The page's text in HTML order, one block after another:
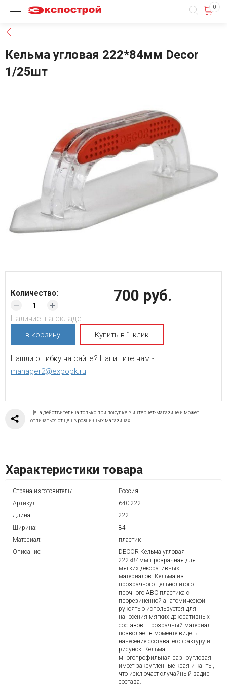
Каталог товаров 0
Кельма угловая 222*84мм Decor
1/25шт
700 руб.
Количество:
Наличие: на складе
в корзину Купить в 1 клик
Нашли ошибку на сайте? Напишите нам -
manager2@expopk.ru
Цена действительна только при покупке в интернет-магазине и может
отличаться от цен в розничных магазинах
Характеристики товара
Страна изготовитель:
Россия
Артикул:
640-222
Длина:
222
Ширина:
84
Материал:
пластик
Описание:
DECOR Кельма угловая
222x84мм,прозрачная для
мягких декоративных
материалов. Кельма из
прозрачного цельнолитого
прочного ABC пластика с
прорезиненной анатомической
рукоятью используется для
нанесения мягких декоративных
составов. Прозрачный материал
позволяет в моменте видеть
нанесение состава, его фактуру и
рисунок. Кельма
многопрофильная разноугловая
имеет закругленные края и канты,
что исключает случайный задир
состава.